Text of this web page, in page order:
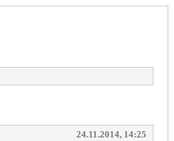
24.11.2014, 14:25